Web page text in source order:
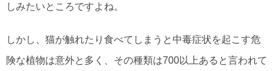
しみたいところですよね。
しかし、猫が触れたり食べてしまうと中毒症状を起こす危
険な植物は意外と多く、その種類は700以上あると言われて